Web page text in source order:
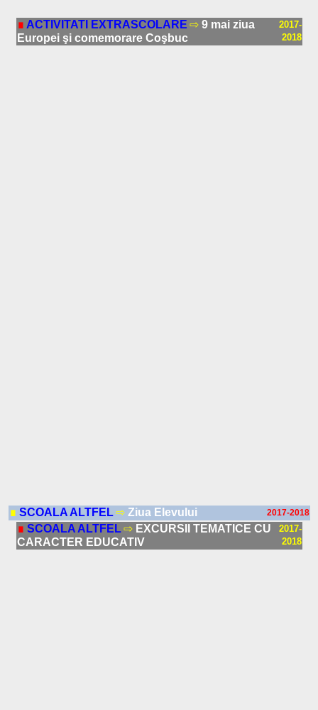
∎ ACTIVITATI EXTRASCOLARE ⇨ 9 mai ziua
Europei şi comemorare Coşbuc
2017-
2018
∎ SCOALA ALTFEL ⇨ Ziua Elevului 2017-2018
∎ SCOALA ALTFEL ⇨ EXCURSII TEMATICE CU
CARACTER EDUCATIV
2017-
2018